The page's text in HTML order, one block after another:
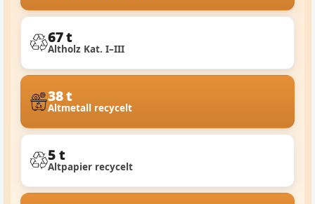
67 t
Altholz Kat. I–III
38 t
Altmetall recycelt
5 t
Altpapier recycelt